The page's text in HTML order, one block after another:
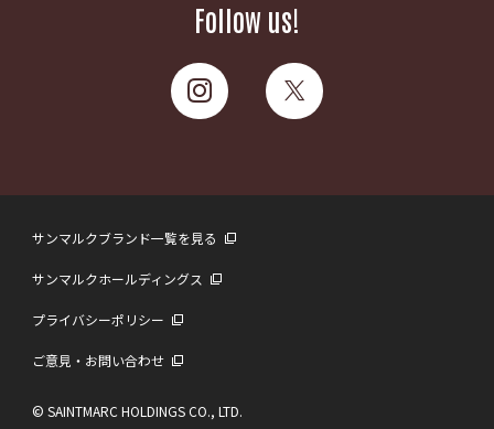
Follow us!
サンマルクブランド一覧を見る
サンマルクホールディングス
プライバシーポリシー
ご意見・お問い合わせ
© SAINTMARC HOLDINGS CO., LTD.